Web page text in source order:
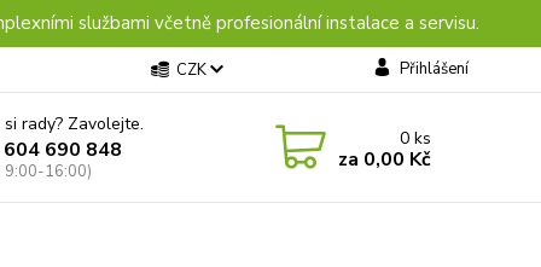
službami včetně profesionální instalace a servisu.
CZK Přihlášení
rady? Zavolejte.
690 848
9:00-16:00)
0ks
za 0,00 Kč